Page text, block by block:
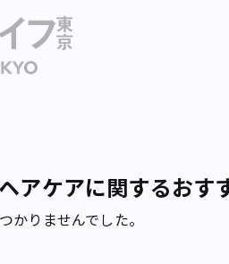
アケアに関するおす
かりませんでした。